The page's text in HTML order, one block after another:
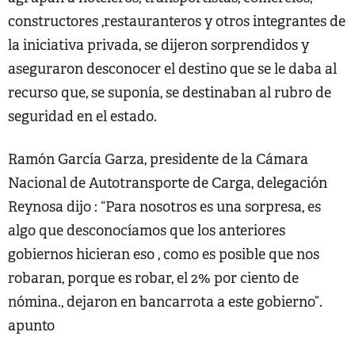
constructores ,restauranteros y otros integrantes de
la iniciativa privada, se dijeron sorprendidos y
aseguraron desconocer el destino que se le daba al
recurso que, se suponía, se destinaban al rubro de
seguridad en el estado.
Ramón García Garza, presidente de la Cámara
Nacional de Autotransporte de Carga, delegación
Reynosa dijo : “Para nosotros es una sorpresa, es
algo que desconocíamos que los anteriores
gobiernos hicieran eso , como es posible que nos
robaran, porque es robar, el 2% por ciento de
nómina., dejaron en bancarrota a este gobierno”.
apunto